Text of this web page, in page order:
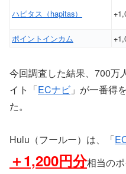
ハピタス（hapitas）
ポイントインカム
今回調査した結果、700万
イト「ECナビ 」が一番得
た。
Hulu（フールー）は、「
＋1,200円分相当の